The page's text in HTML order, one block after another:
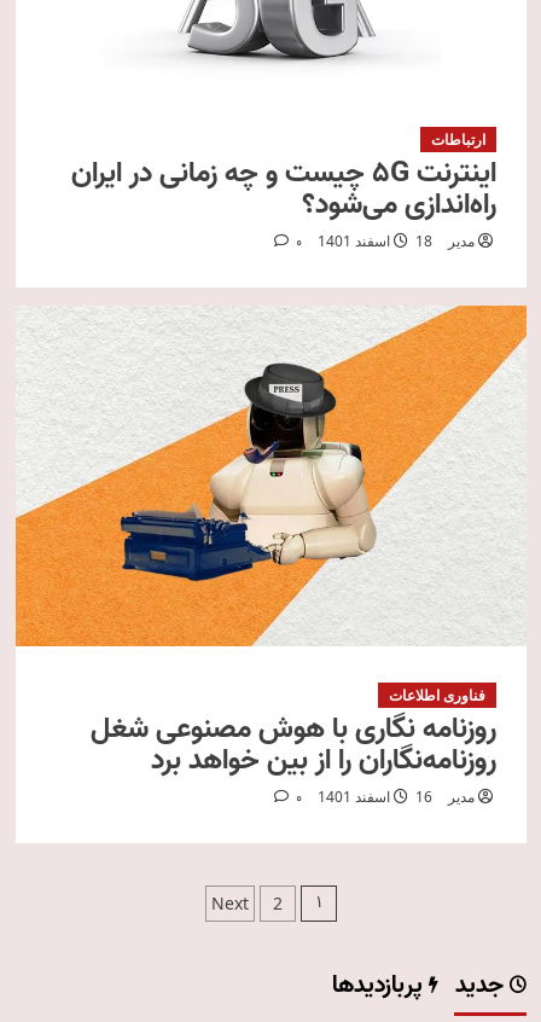
ارتباطات
اینترنت 5G چیست و چه زمانی در ایران
راه‌اندازی می‌شود؟
مدیر 18 اسفند 1401 0
فناوری اطلاعات
روزنامه نگاری با هوش مصنوعی شغل
روزنامه‌نگاران را از بین خواهد برد
مدیر 16 اسفند 1401 0
صفحه‌بندی
1
2
Next
جدید پربازدیدها